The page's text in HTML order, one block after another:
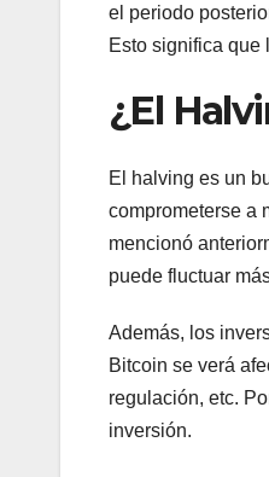
el periodo
Esto significa que
¿El
El halving es un
comprometerse a
mencionó
puede fluctuar
Además, los
Bitcoin se verá
regulación, etc.
inversión.